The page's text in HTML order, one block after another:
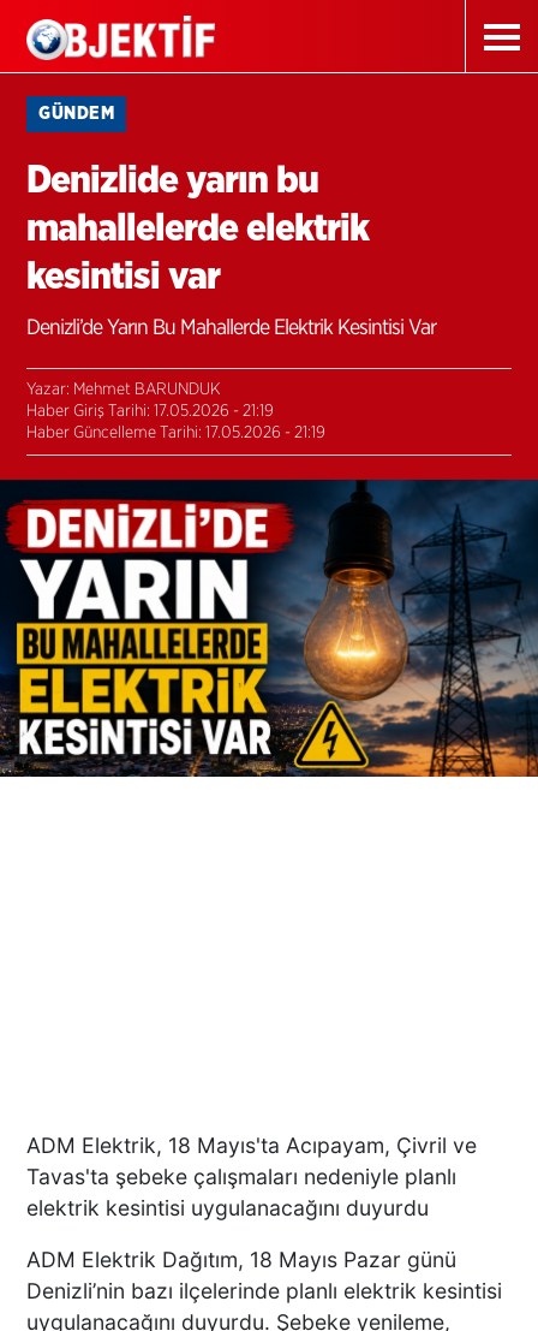
GÜNDEM
Denizlide yarın bu
mahallelerde elektrik
kesintisi var
Denizli’de Yarın Bu Mahallerde Elektrik Kesintisi Var
Yazar: Mehmet BARUNDUK
Haber Giriş Tarihi: 17.05.2026 - 21:19
Haber Güncelleme Tarihi: 17.05.2026 - 21:19
ADM Elektrik, 18 Mayıs'ta Acıpayam, Çivril ve
Tavas'ta şebeke çalışmaları nedeniyle planlı
elektrik kesintisi uygulanacağını duyurdu
ADM Elektrik Dağıtım, 18 Mayıs Pazar günü
Denizli’nin bazı ilçelerinde planlı elektrik kesintisi
uygulanacağını duyurdu. Şebeke yenileme,